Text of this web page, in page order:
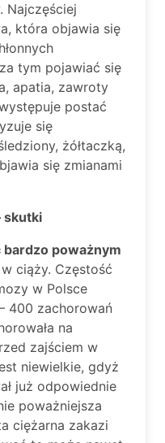
Najczęściej
która objawia się
tym pojawiać się
apatia, zawroty
postać
się
żółtaczką,
się zmianami
skutki
poważnym
ciąży. Częstość
w Polsce
400 zachorowań
na
zajściem w
niewielkie, gdyż
już odpowiednie
poważniejsza
ciężarna zakazi